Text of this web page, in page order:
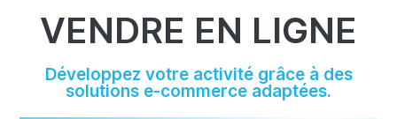
VENDRE EN LIGNE
Développez votre activité grâce à des
solutions e-commerce adaptées.